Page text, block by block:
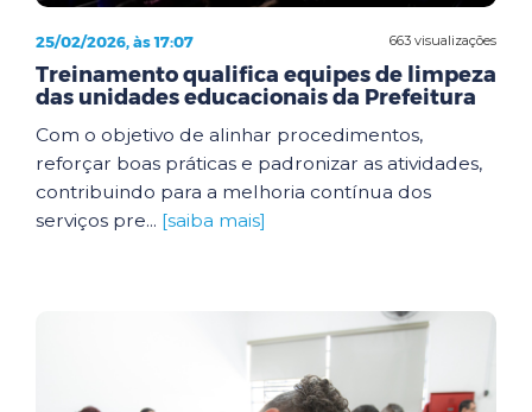
663 visualizações
25/02/2026, às 17:07
Treinamento qualifica equipes de limpeza
das unidades educacionais da Prefeitura
Com o objetivo de alinhar procedimentos,
reforçar boas práticas e padronizar as atividades,
contribuindo para a melhoria contínua dos
serviços pre... [saiba mais]